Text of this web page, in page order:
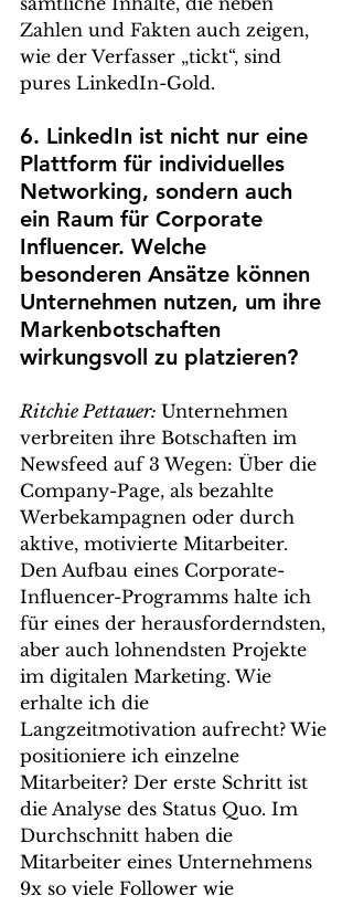
Zahlen und Fakten auch zeigen,
wie der Verfasser „tickt“, sind
pures LinkedIn-Gold.
6. LinkedIn ist nicht nur eine
Plattform für individuelles
Networking, sondern auch
ein Raum für Corporate
Influencer. Welche
besonderen Ansätze können
Unternehmen nutzen, um ihre
Markenbotschaften
wirkungsvoll zu platzieren?
Ritchie Pettauer: Unternehmen
verbreiten ihre Botschaften im
Newsfeed auf 3 Wegen: Über die
Company-Page, als bezahlte
Werbekampagnen oder durch
aktive, motivierte Mitarbeiter.
Den Aufbau eines Corporate-
Influencer-Programms halte ich
für eines der herausforderndsten,
aber auch lohnendsten Projekte
im digitalen Marketing. Wie
erhalte ich die
Langzeitmotivation aufrecht? Wie
positioniere ich einzelne
Mitarbeiter? Der erste Schritt ist
die Analyse des Status Quo. Im
Durchschnitt haben die
Mitarbeiter eines Unternehmens
9x so viele Follower wie